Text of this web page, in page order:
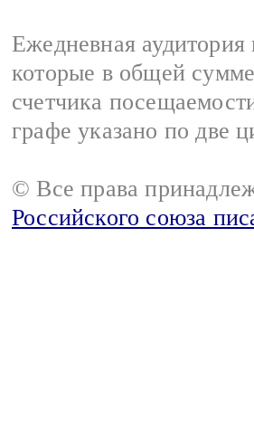
Ежедневная
которые в общей
счетчика
графе указано по две
© Все права
Российского союза